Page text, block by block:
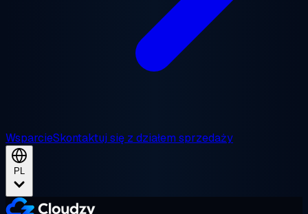
WsparcieSkontaktuj się z działem sprzedaży
PL